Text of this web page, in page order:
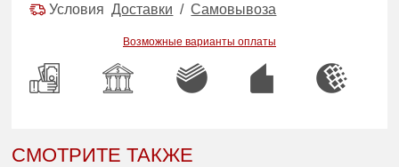
УсловияДоставки /Самовывоза
Возможные варианты оплаты
СМОТРИТЕ ТАКЖЕ